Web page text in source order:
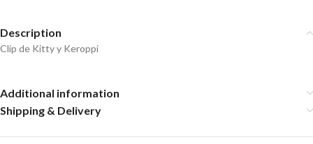
Description
Clip de Kitty y Keroppi
Additional information
Shipping & Delivery